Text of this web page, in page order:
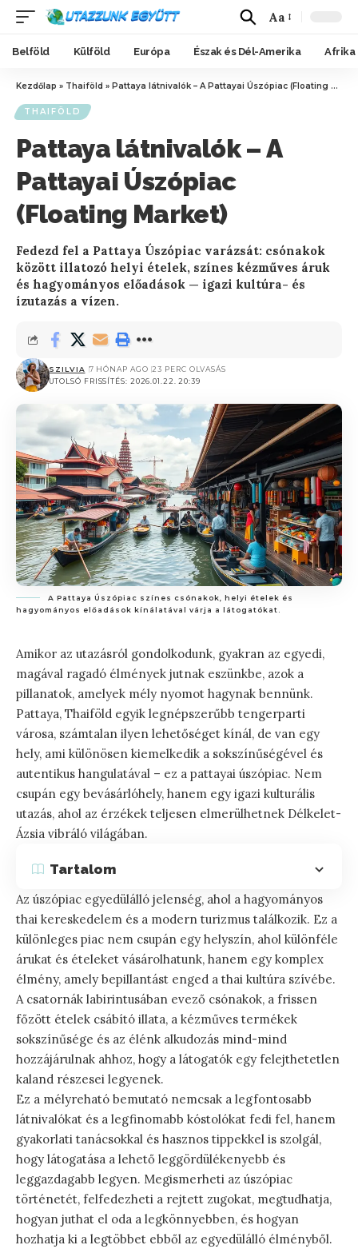
Aa
Belföld Külföld Európa Észak és Dél-Amerika Afrika
Kezdőlap » Thaiföld » Pattaya látnivalók – A Pattayai Úszópiac (Floating Market)
THAIFÖLD
Pattaya látnivalók – A
Pattayai Úszópiac
(Floating Market)
Fedezd fel a Pattaya Úszópiac varázsát: csónakok
között illatozó helyi ételek, színes kézműves áruk
és hagyományos előadások — igazi kultúra- és
ízutazás a vízen.
UTOLSÓ FRISSÍTÉS: 2026.01.22. 20:39
SZILVIA 7 HÓNAP AGO 23 PERC OLVASÁS
A Pattaya Úszópiac színes csónakok, helyi ételek és
hagyományos előadások kínálatával várja a látogatókat.
Amikor az utazásról gondolkodunk, gyakran az egyedi,
magával ragadó élmények jutnak eszünkbe, azok a
pillanatok, amelyek mély nyomot hagynak bennünk.
Pattaya, Thaiföld egyik legnépszerűbb tengerparti
városa, számtalan ilyen lehetőséget kínál, de van egy
hely, ami különösen kiemelkedik a sokszínűségével és
autentikus hangulatával – ez a pattayai úszópiac. Nem
csupán egy bevásárlóhely, hanem egy igazi kulturális
utazás, ahol az érzékek teljesen elmerülhetnek Délkelet-
Ázsia vibráló világában.
Tartalom
Az úszópiac egyedülálló jelenség, ahol a hagyományos
thai kereskedelem és a modern turizmus találkozik. Ez a
különleges piac nem csupán egy helyszín, ahol különféle
árukat és ételeket vásárolhatunk, hanem egy komplex
élmény, amely bepillantást enged a thai kultúra szívébe.
A csatornák labirintusában evező csónakok, a frissen
főzött ételek csábító illata, a kézműves termékek
sokszínűsége és az élénk alkudozás mind-mind
hozzájárulnak ahhoz, hogy a látogatók egy felejthetetlen
kaland részesei legyenek.
Ez a mélyreható bemutató nemcsak a legfontosabb
látnivalókat és a legfinomabb kóstolókat fedi fel, hanem
gyakorlati tanácsokkal és hasznos tippekkel is szolgál,
hogy látogatása a lehető leggördülékenyebb és
leggazdagabb legyen. Megismerheti az úszópiac
történetét, felfedezheti a rejtett zugokat, megtudhatja,
hogyan juthat el oda a legkönnyebben, és hogyan
hozhatja ki a legtöbbet ebből az egyedülálló élményből.